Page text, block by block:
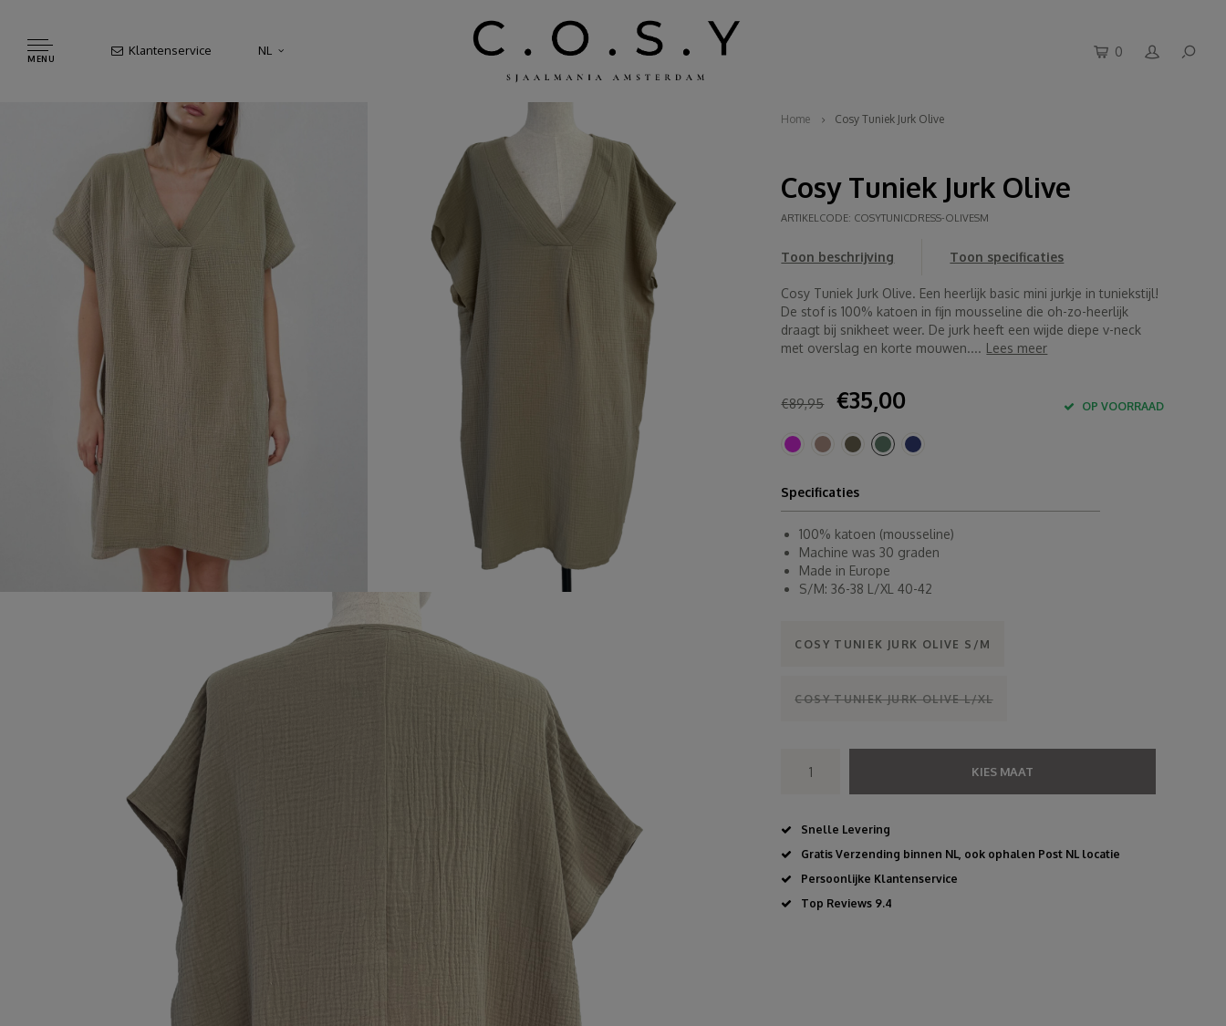
MENU
Klantenservice NL 0
Home Cosy Tuniek Jurk Olive
Cosy Tuniek Jurk Olive
ARTIKELCODE: COSYTUNICDRESS-OLIVESM
Toon beschrijving Toon specificaties
Cosy Tuniek Jurk Olive. Een heerlijk basic mini jurkje in tuniekstijl!
De stof is 100% katoen in fijn mousseline die oh-zo-heerlijk
draagt bij snikheet weer. De jurk heeft een wijde diepe v-neck
met overslag en korte mouwen.... Lees meer
€89,95 €35,00 OP VOORRAAD
Specificaties
100% katoen (mousseline)
Machine was 30 graden
Made in Europe
S/M: 36-38 L/XL 40-42
COSY TUNIEK JURK OLIVE S/M
COSY TUNIEK JURK OLIVE L/XL
KIES MAAT
Snelle Levering
Gratis Verzending binnen NL, ook ophalen Post NL locatie
Persoonlijke Klantenservice
Top Reviews 9.4